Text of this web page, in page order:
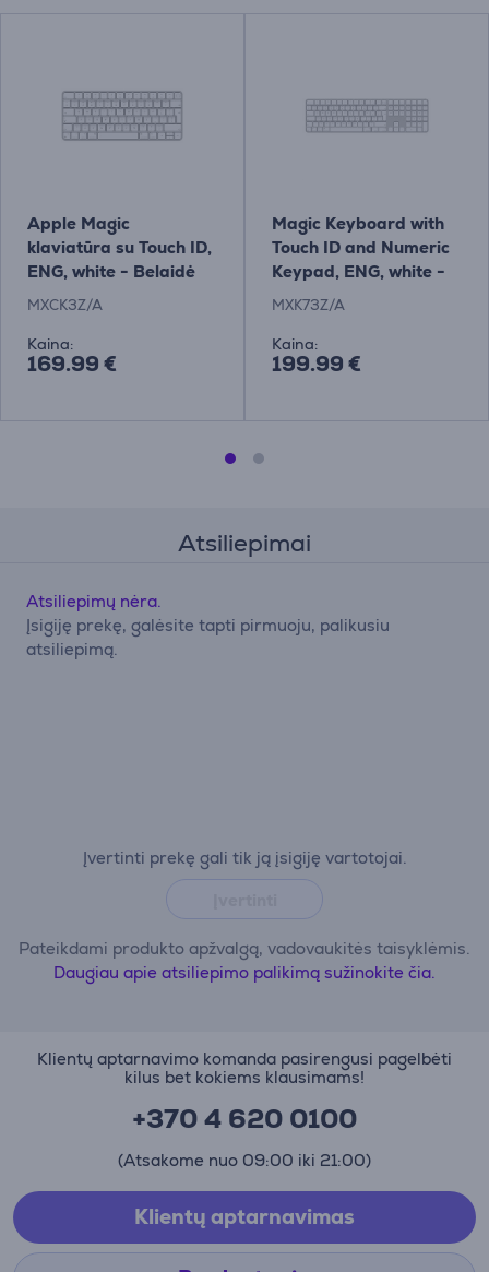
Apple Magic
klaviatūra su Touch ID,
ENG, white - Belaidė
klaviatūra
MXCK3Z/A
Kaina:
169.99 €
Magic Keyboard with
Touch ID and Numeric
Keypad, ENG, white -
Belaidė klaviatūra
MXK73Z/A
Kaina:
199.99 €
Atsiliepimai
Įvertinti prekę gali tik ją įsigiję vartotojai.
Pateikdami produkto apžvalgą, vadovaukitės taisyklėmis.
Daugiau apie atsiliepimo palikimą sužinokite čia.
Atsiliepimų nėra.
Įsigiję prekę, galėsite tapti pirmuoju, palikusiu
atsiliepimą.
Klientų aptarnavimo komanda pasirengusi pagelbėti
kilus bet kokiems klausimams!
+370 4 620 0100
(Atsakome nuo 09:00 iki 21:00)
Klientų aptarnavimas